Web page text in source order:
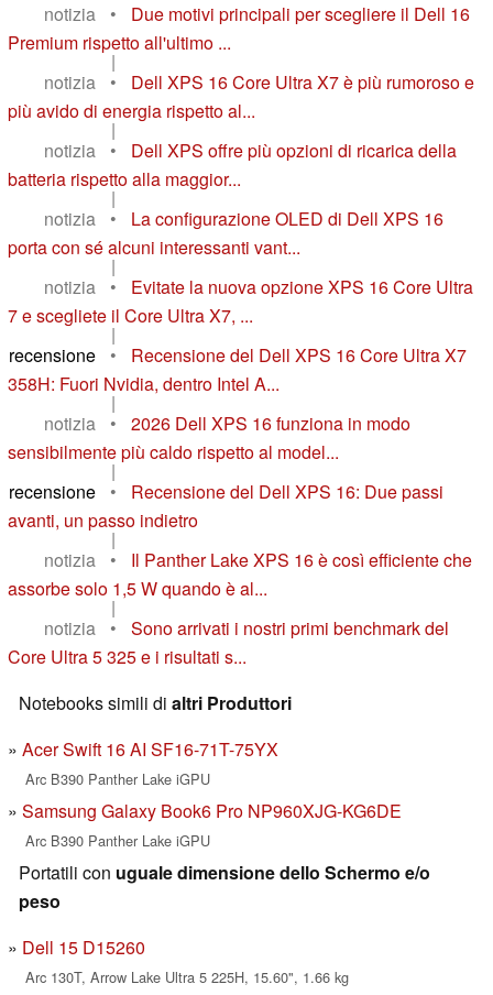
notizia
•
Due motivi principali per scegliere il Dell 16
Premium rispetto all'ultimo ...
|
notizia
•
Dell XPS 16 Core Ultra X7 è più rumoroso e
più avido di energia rispetto al...
|
notizia
•
Dell XPS offre più opzioni di ricarica della
batteria rispetto alla maggior...
|
notizia
•
La configurazione OLED di Dell XPS 16
porta con sé alcuni interessanti vant...
|
notizia
•
Evitate la nuova opzione XPS 16 Core Ultra
7 e scegliete il Core Ultra X7, ...
|
recensione
•
Recensione del Dell XPS 16 Core Ultra X7
358H: Fuori Nvidia, dentro Intel A...
|
notizia
•
2026 Dell XPS 16 funziona in modo
sensibilmente più caldo rispetto al model...
|
recensione
•
Recensione del Dell XPS 16: Due passi
avanti, un passo indietro
|
notizia
•
Il Panther Lake XPS 16 è così efficiente che
assorbe solo 1,5 W quando è al...
|
notizia
•
Sono arrivati i nostri primi benchmark del
Core Ultra 5 325 e i risultati s...
Notebooks simili di altri Produttori
Acer Swift 16 AI SF16-71T-75YX
Arc B390 Panther Lake iGPU
Samsung Galaxy Book6 Pro NP960XJG-KG6DE
Arc B390 Panther Lake iGPU
Portatili con uguale dimensione dello Schermo e/o
peso
Dell 15 D15260
Arc 130T, Arrow Lake Ultra 5 225H, 15.60", 1.66 kg